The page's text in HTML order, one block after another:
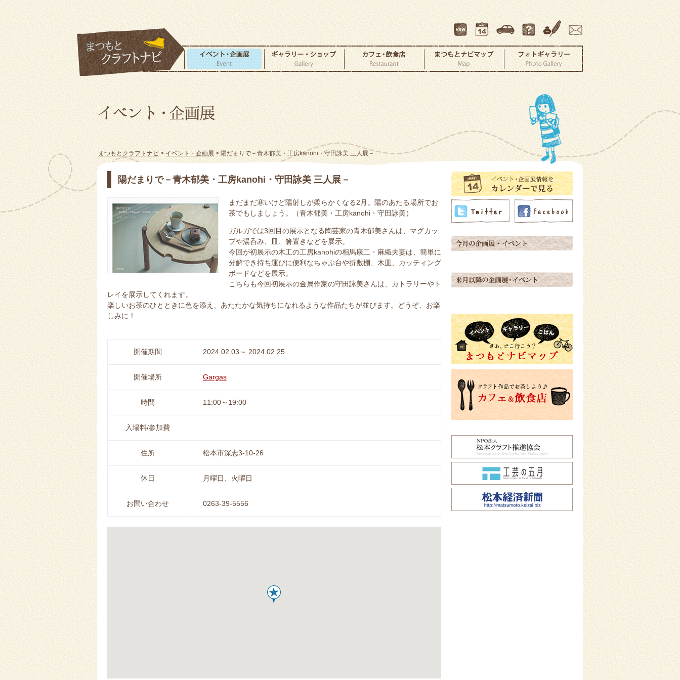
まつもとクラフトナビ > イベント・企画展> 陽だまりで－青木郁美・工房kanohi・守田詠美 三人展－
陽だまりで－青木郁美・工房kanohi・守田詠美 三人展－
まだまだ寒いけど陽射しが柔らかくなる2月。陽のあたる場所でお
茶でもしましょう。（青木郁美・工房kanohi・守田詠美）
ガルガでは3回目の展示となる陶芸家の青木郁美さんは、マグカッ
プや湯呑み、皿、箸置きなどを展示。
今回が初展示の木工の工房kanohiの相馬康二・麻織夫妻は、簡単に
分解でき持ち運びに便利なちゃぶ台や折敷棚、木皿、カッティング
ボードなどを展示。
こちらも今回初展示の金属作家の守田詠美さんは、カトラリーやト
レイを展示してくれます。
楽しいお茶のひとときに色を添え、あたたかな気持ちになれるような作品たちが並びます。どうぞ、お楽
しみに！
開催期間 2024.02.03～ 2024.02.25
開催場所 Gargas
時間 11:00～19:00
入場料/参加費
住所 松本市深志3-10-26
休日 月曜日、火曜日
お問い合わせ 0263-39-5556